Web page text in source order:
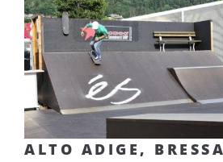
ALTO ADIGE,